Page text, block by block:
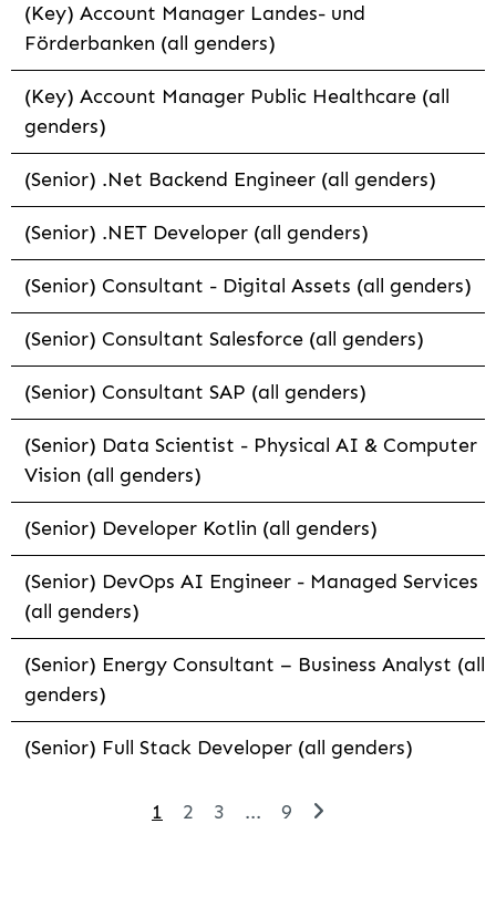
(Key) Account Manager Landes- und
Förderbanken (all genders)
(Key) Account Manager Public Healthcare (all
genders)
(Senior) .Net Backend Engineer (all genders)
(Senior) .NET Developer (all genders)
(Senior) Consultant - Digital Assets (all genders)
(Senior) Consultant Salesforce (all genders)
(Senior) Consultant SAP (all genders)
(Senior) Data Scientist - Physical AI & Computer
Vision (all genders)
(Senior) Developer Kotlin (all genders)
(Senior) DevOps AI Engineer - Managed Services
(all genders)
(Senior) Energy Consultant – Business Analyst (all
genders)
(Senior) Full Stack Developer (all genders)
1 2 3 ... 9